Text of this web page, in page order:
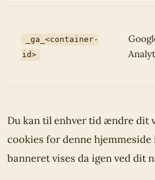
_ga_<container-
id>
Du kan til enhver tid ændre dit
cookies for denne
banneret vises da igen ved dit